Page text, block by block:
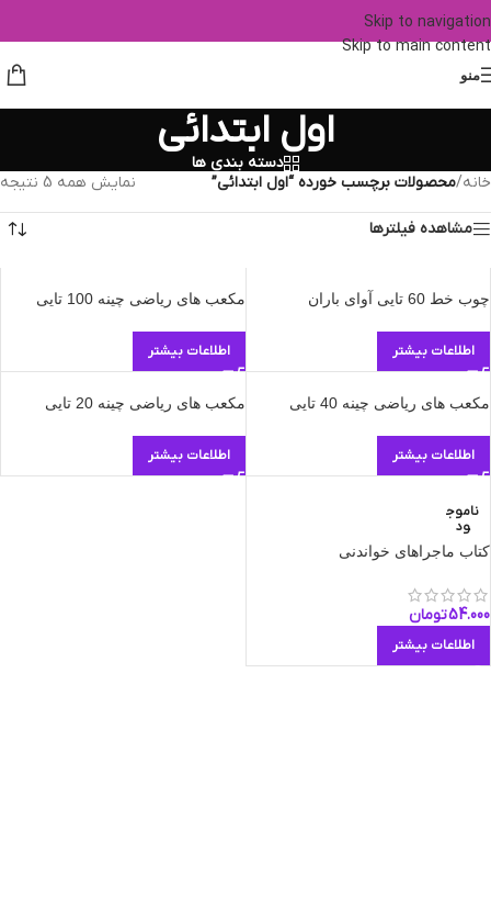
Skip to navigation
Skip to main content
منو
اول ابتدائی
دسته بندی ها
خانه/محصولات برچسب خورده “اول ابتدائی” نمایش همه 5 نتیجه
مشاهده فیلترها
چوب خط 60 تایی آوای باران
اطلاعات بیشتر
مکعب های ریاضی چینه 100 تایی
اطلاعات بیشتر
مکعب های ریاضی چینه 40 تایی
اطلاعات بیشتر
مکعب های ریاضی چینه 20 تایی
اطلاعات بیشتر
ناموج
ود
کتاب ماجراهای خواندنی
54.000تومان
اطلاعات بیشتر